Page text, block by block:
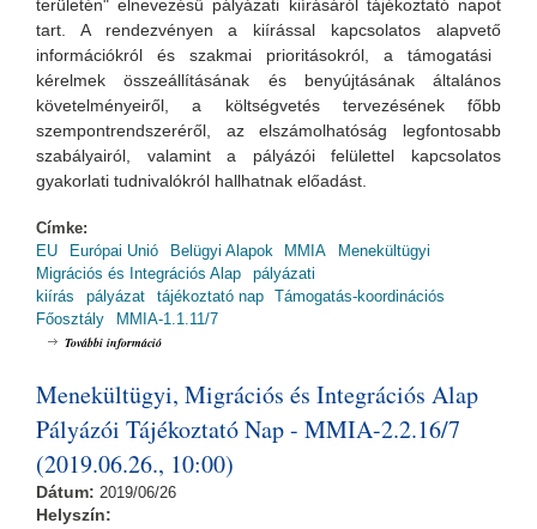
területén" elnevezésű pályázati kiírásáról tájékoztató napot
tart. A rendezvényen a kiírással kapcsolatos alapvető
információkról és szakmai prioritásokról, a támogatási
kérelmek összeállításának és benyújtásának általános
követelményeiről, a költségvetés tervezésének főbb
szempontrendszeréről, az elszámolhatóság legfontosabb
szabályairól, valamint a pályázói felülettel kapcsolatos
gyakorlati tudnivalókról hallhatnak előadást.
Címke:
EU
Európai Unió Belügyi Alapok MMIA
Menekültügyi
Migrációs és Integrációs Alap
pályázati
kiírás
pályázat tájékoztató nap
Támogatás-koordinációs
Főosztály
MMIA-1.1.11/7
További információ
Menekültügyi, Migrációs és Integrációs Alap
Pályázói Tájékoztató Nap - MMIA-2.2.16/7
(2019.06.26., 10:00)
Dátum: 2019/06/26
Helyszín: